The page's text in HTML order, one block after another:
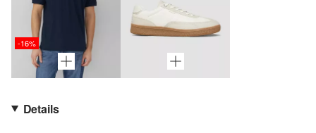
-16%
Details